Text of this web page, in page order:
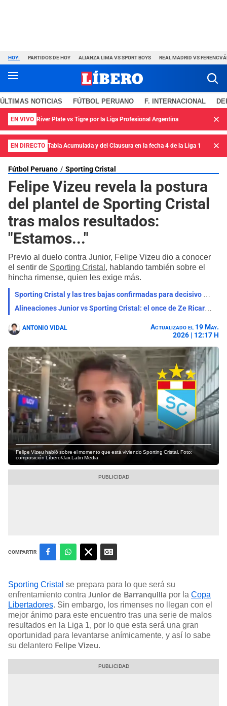
HOY: PARTIDOS DE HOY ALIANZA LIMA VS SPORT BOYS REAL MADRID VS
ÚLTIMAS NOTICIAS FÚTBOL PERUANO F. INTERNACIONAL
EN VIVO River Plate vs Tigre por la Liga Profesional Argentina
EN DIRECTO Tabla Acumulada y del Clausura en la fecha 4 de la Liga 1
Fútbol Peruano Sporting Cristal
Felipe Vizeu revela la postura
del plantel de Sporting Cristal
tras malos resultados:
"Estamos..."
Previo al duelo contra Junior, Felipe Vizeu dio a conocer
el sentir de Sporting Cristal, hablando también sobre el
hincha rimense, quien les exige más.
Sporting Cristal y las tres bajas confirmadas para decisivo partido ante Junior por Libertadores
Alineaciones Junior vs Sporting Cristal: el once de Ze Ricardo para dar el golpe en la Copa Libertadores 2026
ANTONIO VIDAL
Actualizado el 19 May.
2026 | 12:17 H
Felipe Vizeu habló sobre el momento que está viviendo Sporting Cristal. Foto:
composición Líbero/Jax Latin Media
COMPARTIR
Sporting Cristal se prepara para lo que será su
enfrentamiento contra Junior de Barranquilla por la Copa
Libertadores. Sin embargo, los rimenses no llegan con el
mejor ánimo para este encuentro tras una serie de malos
resultados en la Liga 1, por lo que esta será una gran
oportunidad para levantarse anímicamente, y así lo sabe
su delantero Felipe Vizeu.